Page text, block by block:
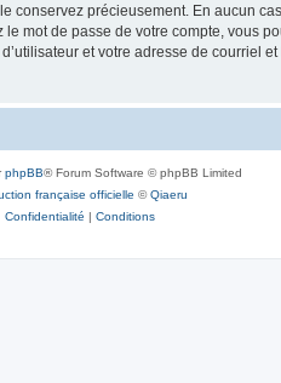
conservez précieusement. En aucun
mot de passe de votre compte, vous
et votre adresse de courriel
phpBB® Forum Software © phpBB Limited
française officielle ©Qiaeru
Confidentialité | Conditions